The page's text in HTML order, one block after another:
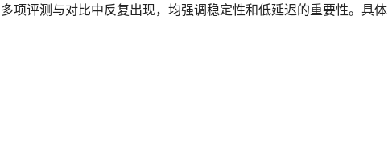
项评测与对比中反复出现，均强调稳定性和低延迟的重要性。具体